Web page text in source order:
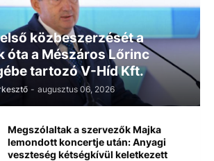
közbeszerzését a
óta a Mészáros Lőrinc
tartozó V-Híd Kft.
- augusztus 06, 2026
Megszólaltak a szervezők Majka
lemondott koncertje után: Anyagi
veszteség kétségkívül keletkezett